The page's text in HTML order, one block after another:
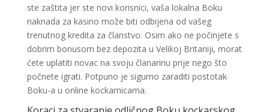
ste zaštita jer ste novi korisnici, vaša lokalna Boku
naknada za kasino može biti odbijena od vašeg
trenutnog kredita za članstvo. Osim ako ne počinjete s
dobrim bonusom bez depozita u Velikoj Britaniji, morat
ćete uplatiti novac na svoju članarinu prije nego što
počnete igrati. Potpuno je sigurno zaraditi postotak
Boku-a u online kockarnicama.